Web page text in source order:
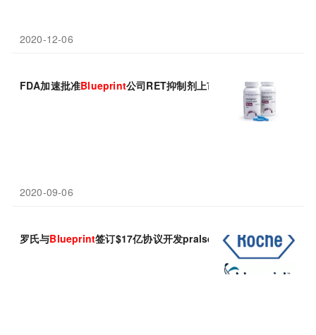
2020-12-06
FDA加速批准Blueprint公司RET抑制剂上市
2020-09-06
罗氏与Blueprint签订$17亿协议开发pralsetinib，基石药业拥有